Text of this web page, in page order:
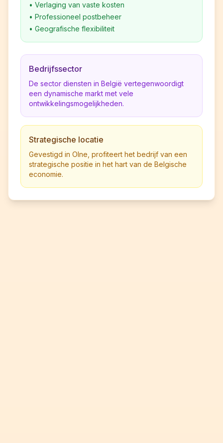
• Verlaging van vaste kosten
• Professioneel postbeheer
• Geografische flexibiliteit
Bedrijfssector
De sector diensten in België vertegenwoordigt
een dynamische markt met vele
ontwikkelingsmogelijkheden.
Strategische locatie
Gevestigd in Olne, profiteert het bedrijf van een
strategische positie in het hart van de Belgische
economie.